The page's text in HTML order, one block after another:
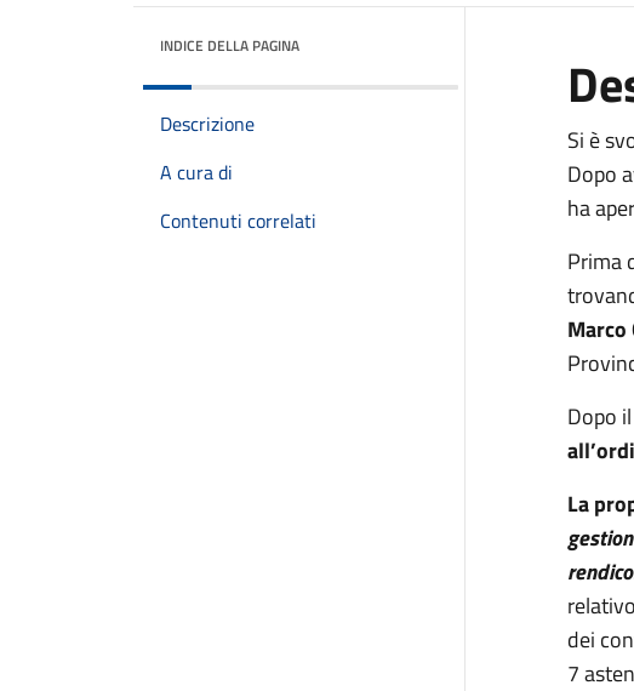
INDICE DELLA PAGINA
Descrizione
A cura di
Contenuti correlati
Si è
Dopo
ha
Prima
Dopo
La
dei
7